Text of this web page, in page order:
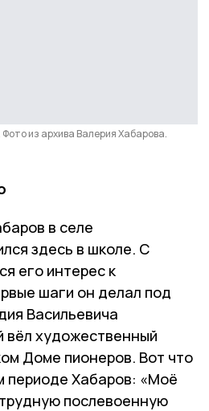
из архива Валерия Хабарова.
в селе
здесь в школе. С
его интерес к
шаги он делал под
Васильевича
вёл художественный
Доме пионеров. Вот что
периоде Хабаров: «Моё
послевоенную